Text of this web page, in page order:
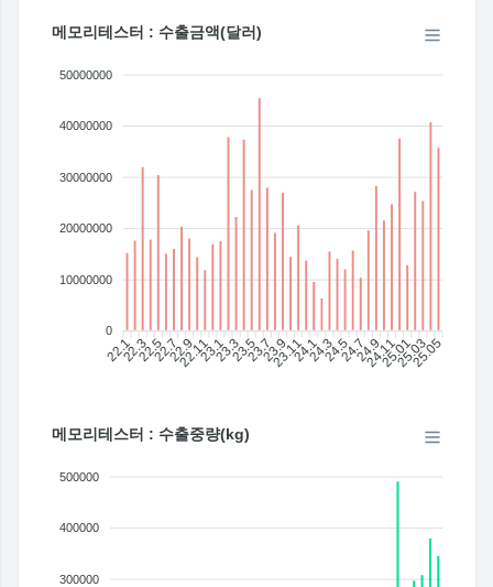
메모리테스터 : 수출금액(달러)
50000000
40000000
30000000
20000000
10000000
0
22.122.322.522.722.9
22.1123.123.323.523.723.9
23.1124.124.324.524.724.9
24.1125.0125.03
25.05
메모리테스터 : 수출중량(kg)
500000
400000
300000